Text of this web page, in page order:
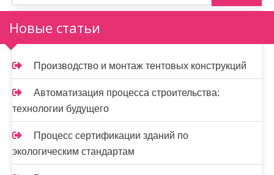
а
ц
и
я
з
а
п
Новые статьи
Производство и монтаж тентовых конструкций
Автоматизация процесса строительства:
технологии будущего
Процесс сертификации зданий по
экологическим стандартам